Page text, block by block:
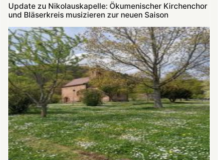
mit
Carl
am
14.07.2024
in
der
Nikolauskapelle
Update zu Nikolauskapelle: Ökumenischer Kirchenchor
und Bläserkreis musizieren zur neuen Saison